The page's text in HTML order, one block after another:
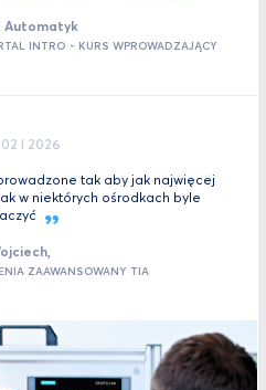
Automatyk
INTRO - KURS WPROWADZAJĄCY
02 I 2026
tak aby jak najwięcej
w niektórych ośrodkach byle
ZAAWANSOWANY TIA